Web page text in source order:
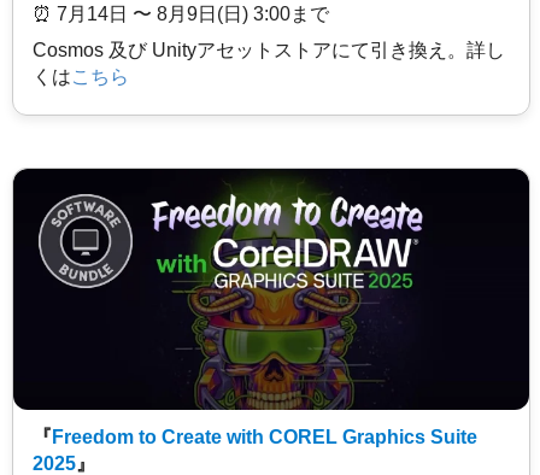
⏰️ 7月14日 〜 8月9日(日) 3:00まで
Cosmos 及び Unityアセットストアにて引き換え。詳し
くはこちら
『 Freedom to Create with COREL Graphics Suite
2025 』